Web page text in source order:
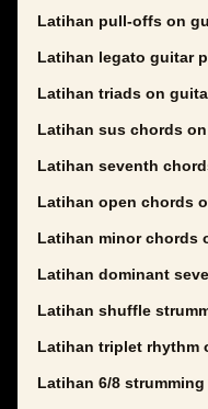
Latihan pull-offs on
Latihan legato guitar
Latihan triads on
Latihan sus chords
Latihan seventh
Latihan open chords
Latihan minor chords
Latihan dominant
Latihan shuffle
Latihan triplet rhythm
Latihan 6/8